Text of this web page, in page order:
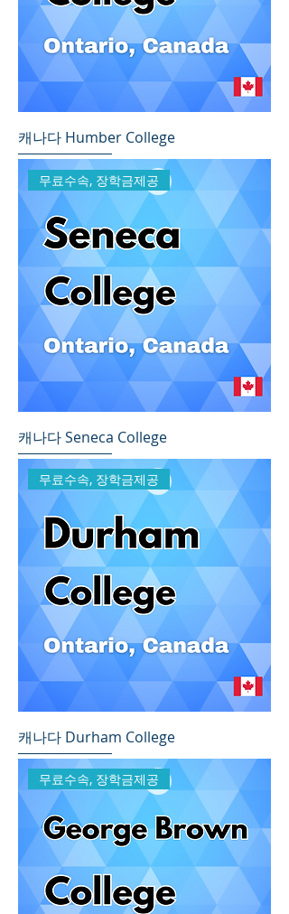
캐나다 Humber College
무료수속, 장학금제공
캐나다 Seneca College
무료수속, 장학금제공
캐나다 Durham College
무료수속, 장학금제공